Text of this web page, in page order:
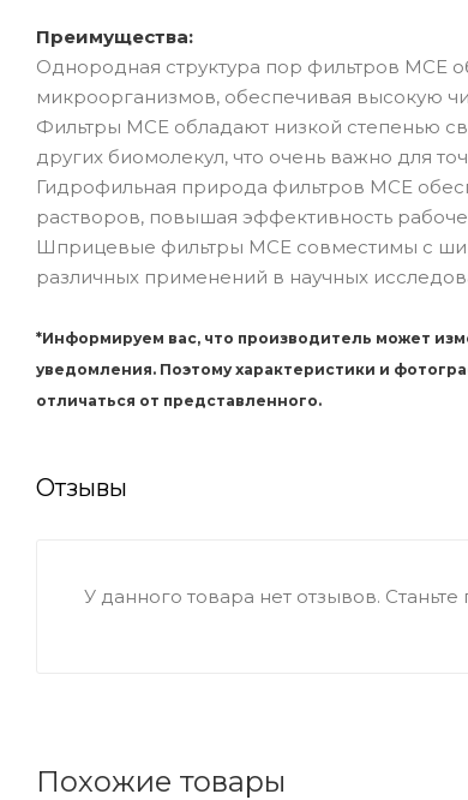
Преимущества:
Однородная структура пор фильтров MCE
микроорганизмов, обеспечивая высокую
Фильтры MCE обладают низкой степенью
других биомолекул, что очень важно для
Гидрофильная природа фильтров MCE
растворов, повышая эффективность
Шприцевые фильтры MCE совместимы с
различных применений в научных
*Информируем вас, что производитель может
уведомления. Поэтому характеристики и
отличаться от представленного.
Отзывы
У данного товара нет отзывов.
Похожие товары